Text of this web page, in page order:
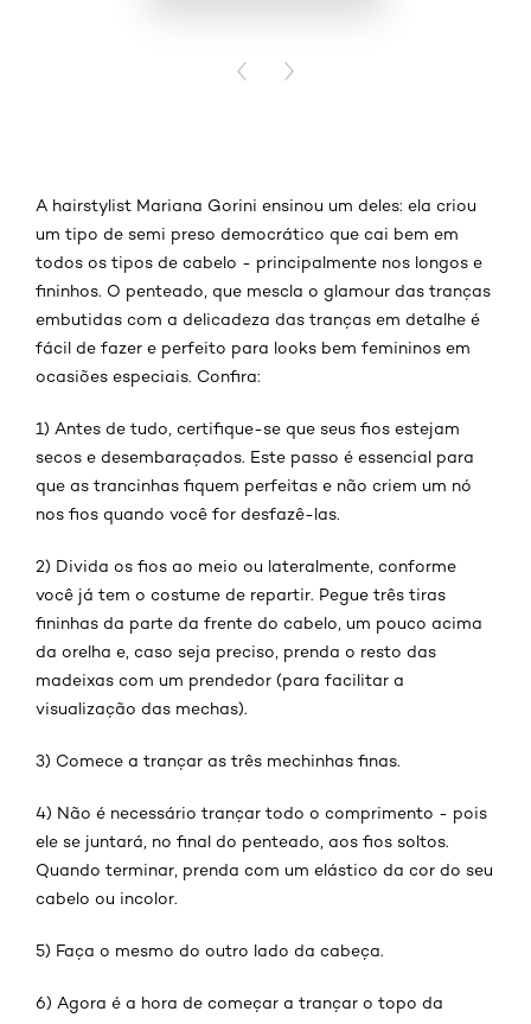
PREVIOUS CARD
NEXT CARD
A hairstylist Mariana Gorini ensinou um deles: ela criou
um tipo de semi preso democrático que cai bem em
todos os tipos de cabelo - principalmente nos longos e
fininhos. O penteado, que mescla o glamour das tranças
embutidas com a delicadeza das tranças em detalhe é
fácil de fazer e perfeito para looks bem femininos em
ocasiões especiais. Confira:
1) Antes de tudo, certifique-se que seus fios estejam
secos e desembaraçados. Este passo é essencial para
que as trancinhas fiquem perfeitas e não criem um nó
nos fios quando você for desfazê-las.
2) Divida os fios ao meio ou lateralmente, conforme
você já tem o costume de repartir. Pegue três tiras
fininhas da parte da frente do cabelo, um pouco acima
da orelha e, caso seja preciso, prenda o resto das
madeixas com um prendedor (para facilitar a
visualização das mechas).
3) Comece a trançar as três mechinhas finas.
4) Não é necessário trançar todo o comprimento - pois
ele se juntará, no final do penteado, aos fios soltos.
Quando terminar, prenda com um elástico da cor do seu
cabelo ou incolor.
5) Faça o mesmo do outro lado da cabeça.
6) Agora é a hora de começar a trançar o topo da